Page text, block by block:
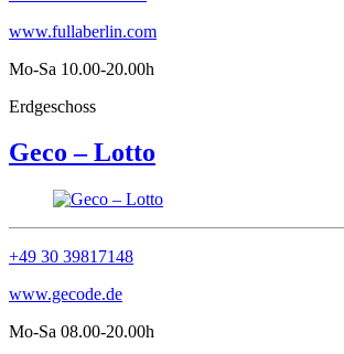
www.fullaberlin.com
Mo-Sa 10.00-20.00h
Erdgeschoss
Geco – Lotto
+49 30 39817148
www.gecode.de
Mo-Sa 08.00-20.00h